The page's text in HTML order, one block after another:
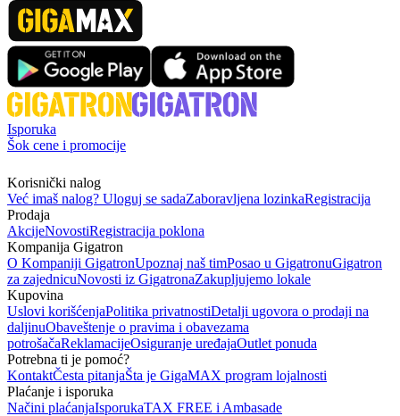
Isporuka
Šok cene i promocije
Korisnički nalog
Već imaš nalog? Uloguj se sadaZaboravljena lozinkaRegistracija
Prodaja
AkcijeNovostiRegistracija poklona
Kompanija Gigatron
O Kompaniji GigatronUpoznaj naš timPosao u GigatronuGigatron
za zajednicuNovosti iz GigatronaZakupljujemo lokale
Kupovina
Uslovi korišćenjaPolitika privatnostiDetalji ugovora o prodaji na
daljinuObaveštenje o pravima i obavezama
potrošačaReklamacijeOsiguranje uređajaOutlet ponuda
Potrebna ti je pomoć?
KontaktČesta pitanjaŠta je GigaMAX program lojalnosti
Plaćanje i isporuka
Načini plaćanjaIsporukaTAX FREE i Ambasade